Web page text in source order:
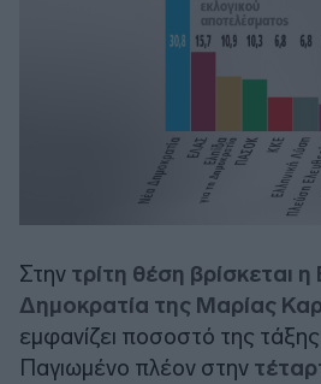
Στην τρίτη θέση βρίσκεται
Δημοκρατία της Μαρίας
εμφανίζει ποσοστό της
Παγιωμένο πλέον στην